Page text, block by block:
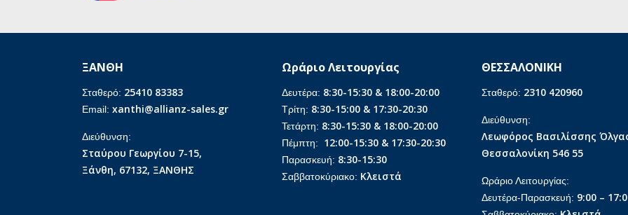
ΞΑΝΘΗ
Σταθερό: 25410 83383
Email: xanthi@allianz-sales.gr
Διεύθυνση:
Σταύρου Γεωργίου 7-15,
Ξάνθη, 67132, ΞΑΝΘΗΣ
Ωράριο Λειτουργίας
Δευτέρα: 8:30-15:30 & 18:00-20:00
Τρίτη: 8:30-15:00 & 17:30-20:30
Τετάρτη: 8:30-15:30 & 18:00-20:00
Πέμπτη: 12:00-15:30 & 17:30-20:30
Παρασκευή: 8:30-15:30
Σαββατοκύριακο: Κλειστά
ΘΕΣΣΑΛΟΝΙΚΗ
Σταθερό: 2310 420960
Διεύθυνση:
Λεωφόρος Βασιλίσσης
Θεσσαλονίκη 546 55
Ωράριο Λειτουργίας:
Δευτέρα-Παρασκευή: 9:00 –